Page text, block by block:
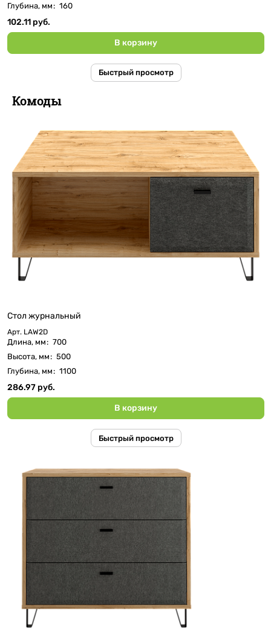
Глубина, мм: 160
102.11 руб.
В корзину
Быстрый просмотр
Комоды
Стол журнальный
Арт. LAW2D
Длина, мм: 700
Высота, мм: 500
Глубина, мм: 1100
286.97 руб.
В корзину
Быстрый просмотр